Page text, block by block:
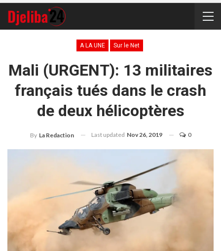
A LA UNE Sur le Net
Mali (URGENT): 13 militaires
français tués dans le crash
de deux hélicoptères
By La Redaction Last updated Nov 26, 2019 0